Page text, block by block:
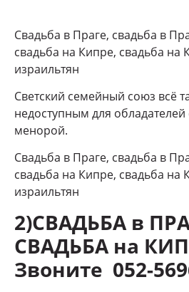
Свадьба в Праге, свадьба в
свадьба на Кипре, свадьба на
израильтян
Светский семейный союз всё
недоступным для обладателей
менорой.
Свадьба в Праге, свадьба в
свадьба на Кипре, свадьба на
израильтян
2)СВАДЬБА в
СВАДЬБА на
Звоните 052-